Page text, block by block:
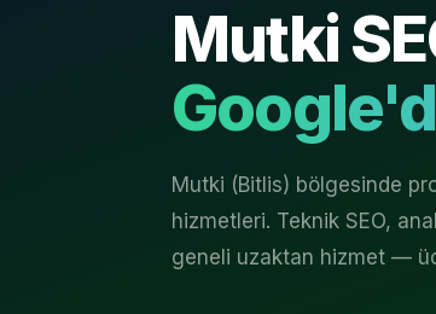
Mutki
Mutki (Bitlis) bölgesinde
hizmetleri. Teknik SEO,
geneli uzaktan hizmet —